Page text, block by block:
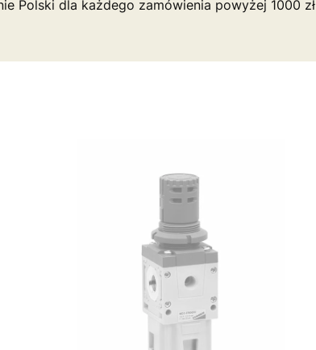
Polski dla każdego zamówienia powyżej 1000 zł